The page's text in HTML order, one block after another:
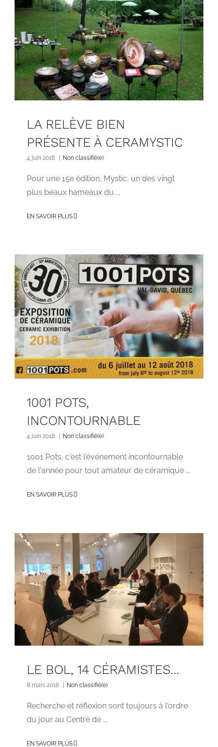
LA RELÈVE BIEN
PRÉSENTE À CERAMYSTIC
4 juin 2018 Non classifié(e)
Pour une 15e édition, Mystic, un des vingt
plus beaux hameaux du ...
EN SAVOIR PLUS
1001 POTS,
INCONTOURNABLE
4 juin 2018 Non classifié(e)
1001 Pots, c'est l'événement incontournable
de l'année pour tout amateur de céramique ...
EN SAVOIR PLUS
LE BOL, 14 CÉRAMISTES…
8 mars 2018 | Non classifié(e)
Recherche et réflexion sont toujours à l'ordre
du jour au Centre de ...
EN SAVOIR PLUS